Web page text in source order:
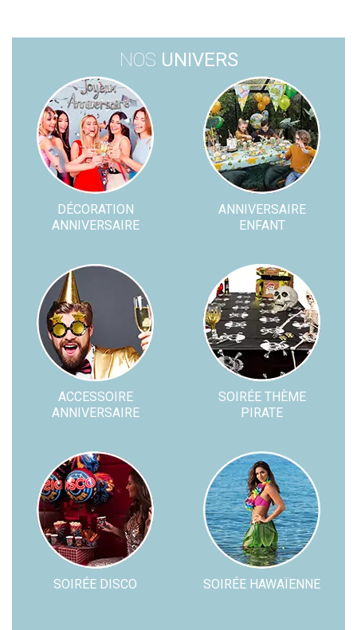
NOS UNIVERS
DÉCORATION
ANNIVERSAIRE
ANNIVERSAIRE
ENFANT
ACCESSOIRE
ANNIVERSAIRE
SOIRÉE THÈME
PIRATE
SOIRÉE DISCO SOIRÉE HAWAÏENNE